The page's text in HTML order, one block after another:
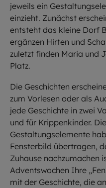
jeweils ein
einzieht. Zunächst
entsteht das kleine Dorf
ergänzen Hirten und
zuletzt finden Maria und
Platz.
Die Geschichten
zum Vorlesen oder als
jede Geschichte in zwei
und für Krippenkinder.
Gestaltungselemente
Fensterbild übertragen,
Zuhause nachzumachen
Adventswochen Ihre
mit der Geschichte, die